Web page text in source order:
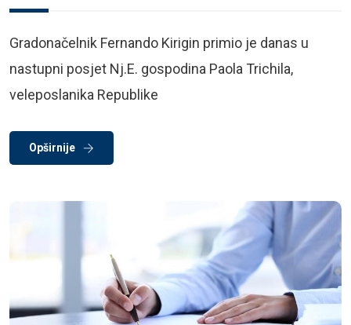
Gradonačelnik Fernando Kirigin primio je danas u
nastupni posjet Nj.E. gospodina Paola Trichila,
veleposlanika Republike
Opširnije